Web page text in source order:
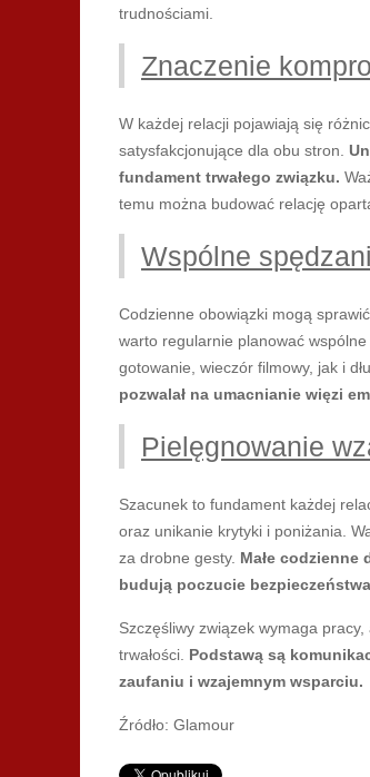
trudnościami.
Znaczenie
W każdej relacji pojawiają się
satysfakcjonujące dla obu stron.
fundament trwałego związku.
temu można budować relację
Wspólne
Codzienne obowiązki mogą
warto regularnie planować
gotowanie, wieczór filmowy, jak i
pozwalał na umacnianie więzi
Pielęgnowanie
Szacunek to fundament każdej
oraz unikanie krytyki i poniżania.
za drobne gesty. Małe codzienne
budują poczucie
Szczęśliwy związek wymaga
trwałości. Podstawą są
zaufaniu i wzajemnym wsparciu.
Źródło: Glamour